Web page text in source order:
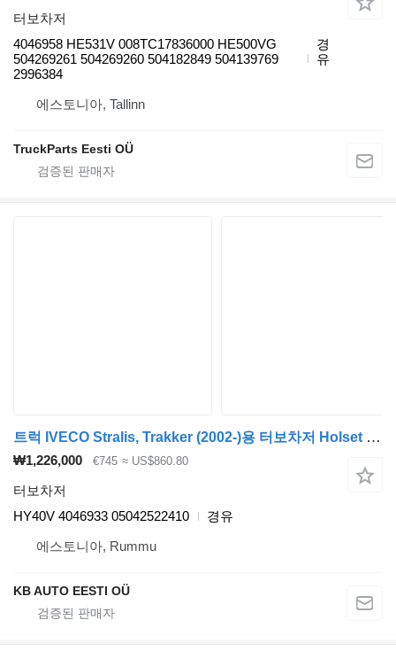
터보차저
4046958 HE531V 008TC17836000 HE500VG
504269261 504269260 504182849 504139769
2996384
경
유
에스토니아, Tallinn
TruckParts Eesti OÜ
트럭 IVECO Stralis, Trakker (2002-)용 터보차저 Holset Stralis (01.02-) HY40V 4046933
₩1,226,000 €745 ≈ US$860.80
터보차저
HY40V 4046933 05042522410
경유
에스토니아, Rummu
KB AUTO EESTI OÜ